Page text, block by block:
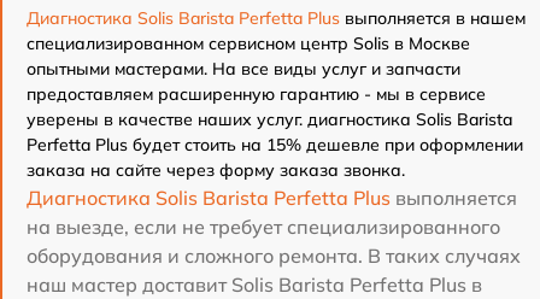
Диагностика Solis Barista Perfetta Plus выполняется в нашем
специализированном сервисном центр Solis в Москве
опытными мастерами. На все виды услуг и запчасти
предоставляем расширенную гарантию - мы в сервисе
уверены в качестве наших услуг. диагностика Solis Barista
Perfetta Plus будет стоить на 15% дешевле при оформлении
заказа на сайте через форму заказа звонка.
Диагностика Solis Barista Perfetta Plus выполняется
на выезде, если не требует специализированного
оборудования и сложного ремонта. В таких случаях
наш мастер доставит Solis Barista Perfetta Plus в